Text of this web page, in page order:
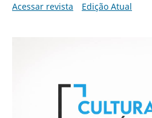
Acessar revista
Edição Atual